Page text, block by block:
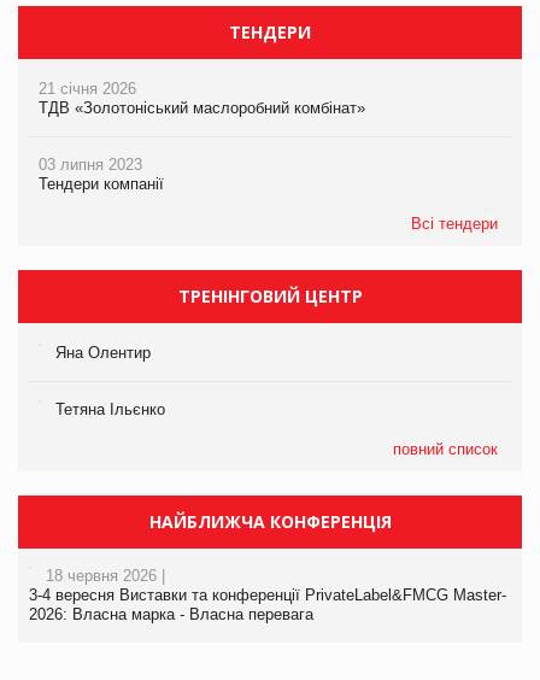
ТЕНДЕРИ
21 січня 2026
ТДВ «Золотоніський маслоробний комбінат»
03 липня 2023
Тендери компанії
Всі тендери
ТРЕНІНГОВИЙ ЦЕНТР
Яна Олентир
Тетяна Ільєнко
повний список
НАЙБЛИЖЧА КОНФЕРЕНЦІЯ
18 червня 2026 |
3-4 вересня Виставки та конференції PrivateLabel&FMCG Master-
2026: Власна марка - Власна перевага